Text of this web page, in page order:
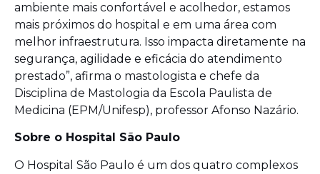
ambiente mais confortável e acolhedor, estamos
mais próximos do hospital e em uma área com
melhor infraestrutura. Isso impacta diretamente na
segurança, agilidade e eficácia do atendimento
prestado”, afirma o mastologista e chefe da
Disciplina de Mastologia da Escola Paulista de
Medicina (EPM/Unifesp), professor Afonso Nazário.
Sobre o Hospital São Paulo
O Hospital São Paulo é um dos quatro complexos